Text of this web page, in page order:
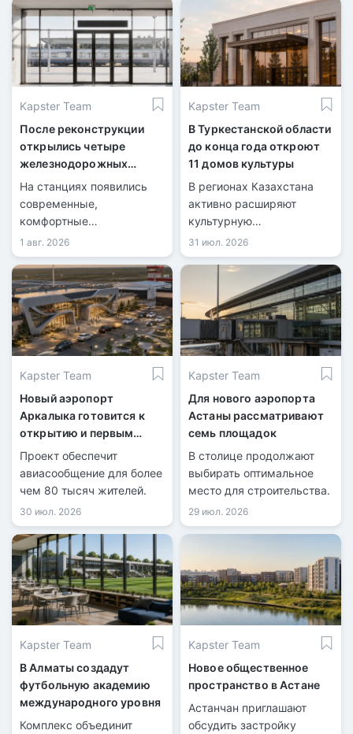
Kapster Team
После реконструкции
открылись четыре
железнодорожных
вокзала
На станциях появились
современные,
комфортные
пространства для
пассажиров.
1 авг. 2026
Kapster Team
В Туркестанской области
до конца года откроют
11 домов культуры
В регионах Казахстана
активно расширяют
культурную
инфраструктуру.
31 июл. 2026
Kapster Team
Новый аэропорт
Аркалыка готовится к
открытию и первым
рейсам
Проект обеспечит
авиасообщение для более
чем 80 тысяч жителей.
30 июл. 2026
Kapster Team
Для нового аэропорта
Астаны рассматривают
семь площадок
В столице продолжают
выбирать оптимальное
место для строительства.
29 июл. 2026
Kapster Team
В Алматы создадут
футбольную академию
международного уровня
Комплекс объединит
Kapster Team
Новое общественное
пространство в Астане
Астанчан приглашают
обсудить застройку